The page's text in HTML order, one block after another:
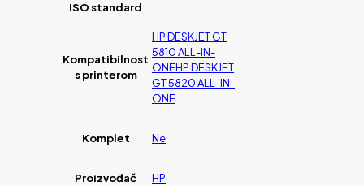
ISO standard
Kompatibilnost
s printerom
HP DESKJET GT
5810 ALL-IN-
ONEHP DESKJET
GT 5820 ALL-IN-
ONE
Komplet Ne
Proizvođač HP